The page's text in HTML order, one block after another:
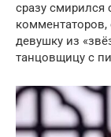
сразу
девушку из
танцовщицу с